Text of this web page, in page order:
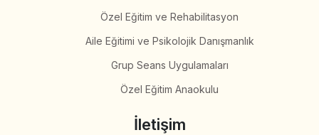
Özel Eğitim ve Rehabilitasyon
Aile Eğitimi ve Psikolojik Danışmanlık
Grup Seans Uygulamaları
Özel Eğitim Anaokulu
İletişim